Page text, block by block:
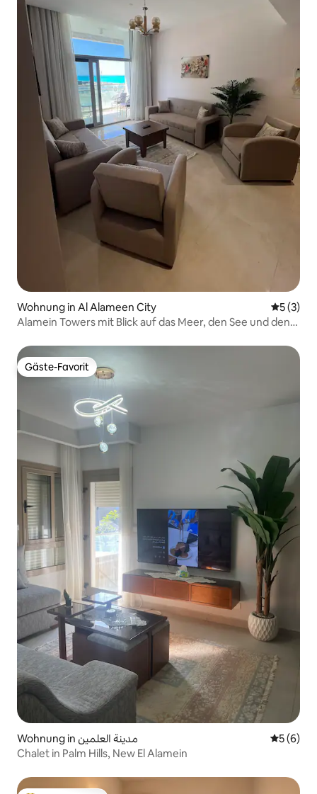
Wohnung in Al Alameen City
5 (3)
Alamein Towers mit Blick auf das Meer, den See und den
Gäste-Favorit
Gäste-Favorit
Wohnung in مدينة العلمين
5 (6)
Chalet in Palm Hills, New El Alamein